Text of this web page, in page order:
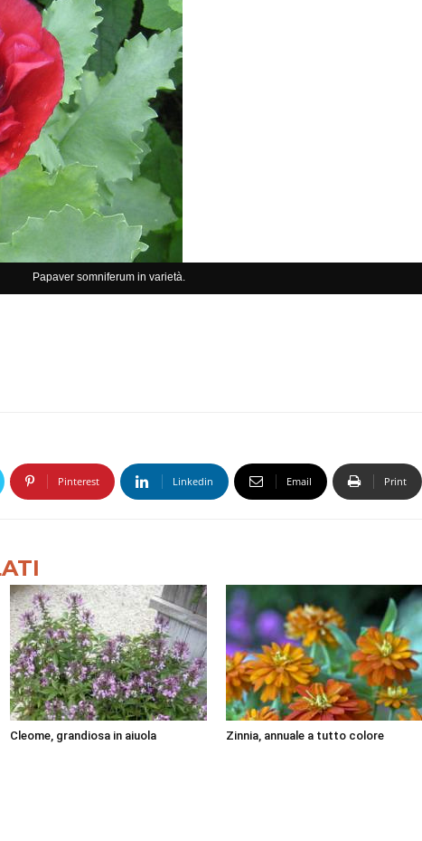
Papaver somniferum in varietà.
Pinterest Linkedin Email Print
Cleome, grandiosa in aiuola Zinnia, annuale a tutto colore